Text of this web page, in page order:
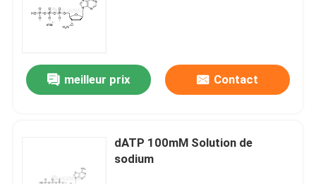
meilleur prix Contact
dATP 100mM Solution de
sodium